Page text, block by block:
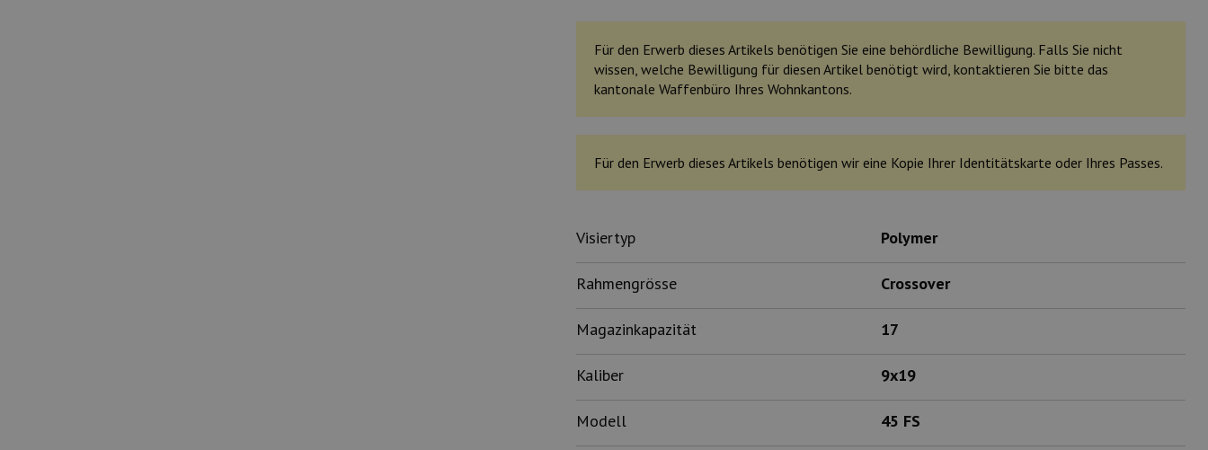
Für den Erwerb dieses Artikels benötigen Sie eine behördliche Bewilligung. Falls Sie nicht
wissen, welche Bewilligung für diesen Artikel benötigt wird, kontaktieren Sie bitte das
kantonale Waffenbüro Ihres Wohnkantons.
Für den Erwerb dieses Artikels benötigen wir eine Kopie Ihrer Identitätskarte oder Ihres Passes.
Visiertyp Polymer
Rahmengrösse Crossover
Magazinkapazität 17
Kaliber 9x19
Modell 45 FS